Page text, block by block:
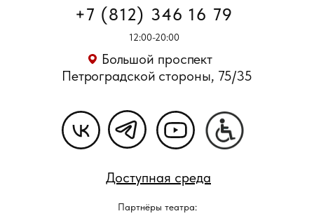
12:00-20:00
+7 (812) 346 16 79
Большой проспект
Петроградской стороны, 75/35
Партнёры театра:
Доступная среда